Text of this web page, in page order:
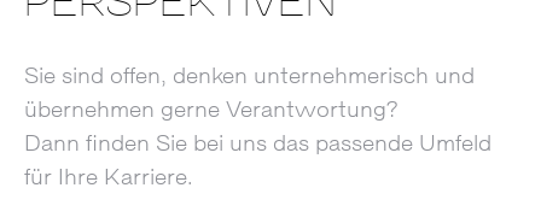
Sie sind offen, denken unter­nehmerisch und
über­nehmen gerne Ver­ant­­wor­tung?
Dann finden Sie bei uns das passende Umfeld
für Ihre Karriere.